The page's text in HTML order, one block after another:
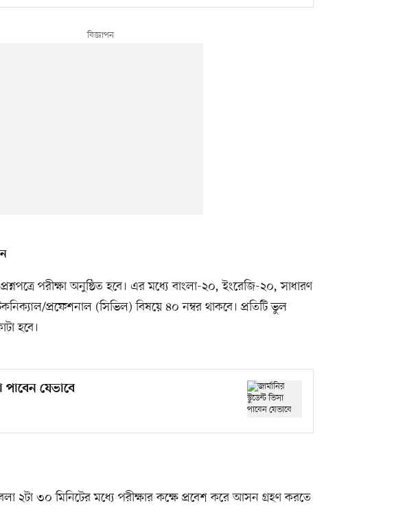
পরীক্ষা অনুষ্ঠিত হবে। এর মধ্যে বাংলা-২০, ইংরেজি-২০, সাধারণ
প্রফেশনাল (সিভিল) বিষয়ে ৪০ নম্বর থাকবে। প্রতিটি ভুল
হবে।
পাবেন যেভাবে
২টা ৩০ মিনিটের মধ্যে পরীক্ষার কক্ষে প্রবেশ করে আসন গ্রহণ করতে